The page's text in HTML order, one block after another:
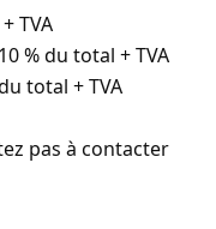
TVA
% du total + TVA
total + TVA
pas à contacter